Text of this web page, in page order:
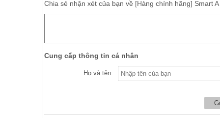
Chia sẻ nhận xét của bạn về [Hàng chính hãng] Smart
Cung cấp thông tin cá nhân
Họ và tên: